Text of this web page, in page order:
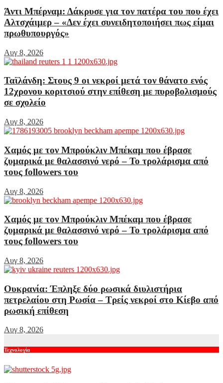
Άντι Μπέρναμ: Δάκρυσε για τον πατέρα του που έχει
Αλτσχάιμερ – «Δεν έχει συνειδητοποιήσει πως είμαι
πρωθυπουργός»
Αυγ 8, 2026
Ταϊλάνδη: Στους 9 οι νεκροί μετά τον θάνατο ενός
12χρονου κοριτσιού στην επίθεση με πυροβολισμούς
σε σχολείο
Αυγ 8, 2026
Χαμός με τον Μπρούκλιν Μπέκαμ που έβρασε
ζυμαρικά με θαλασσινό νερό – Το τρολάρισμα από
τους followers του
Αυγ 8, 2026
Χαμός με τον Μπρούκλιν Μπέκαμ που έβρασε
ζυμαρικά με θαλασσινό νερό – Το τρολάρισμα από
τους followers του
Αυγ 8, 2026
Ουκρανία: Έπληξε δύο ρωσικά διυλιστήρια
πετρελαίου στη Ρωσία – Τρείς νεκροί στο Κίεβο από
ρωσική επίθεση
Αυγ 8, 2026
Τεχνολογία